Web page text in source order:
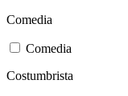
Comedia
Comedia
Costumbrista